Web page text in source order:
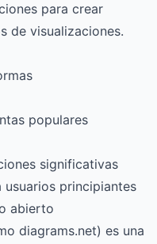
para crear
de visualizaciones.
populares
significativas
usuarios principiantes
abierto
diagrams.net) es una